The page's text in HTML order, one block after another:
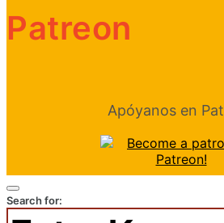
Patreon
Apóyanos en
Search for: